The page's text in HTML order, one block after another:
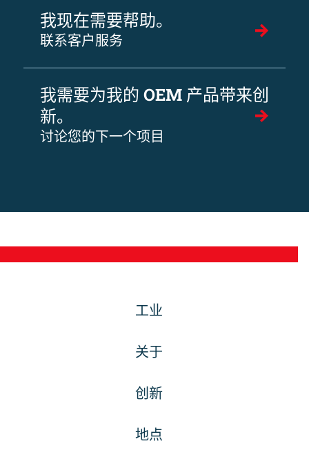
我现在需要帮助。
联系客户服务
我需要为我的 OEM 产品带来创
新。
讨论您的下一个项目
工业
关于
创新
地点